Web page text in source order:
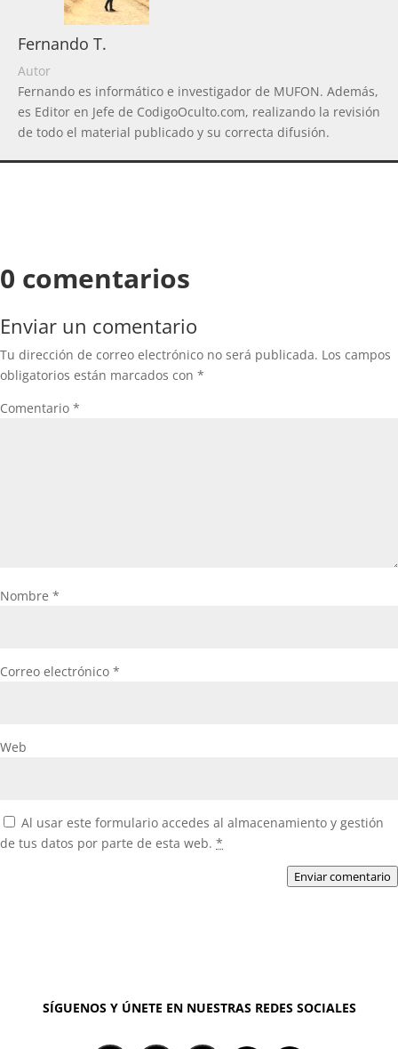
Fernando T.
Autor
Fernando es informático e investigador de MUFON. Además,
es Editor en Jefe de CodigoOculto.com, realizando la revisión
de todo el material publicado y su correcta difusión.
0 comentarios
Enviar un comentario
Tu dirección de correo electrónico no será publicada. Los campos
obligatorios están marcados con *
Comentario *
Nombre *
Correo electrónico *
Web
Al usar este formulario accedes al almacenamiento y gestión
de tus datos por parte de esta web. *
Enviar comentario
SÍGUENOS Y ÚNETE EN NUESTRAS REDES SOCIALES